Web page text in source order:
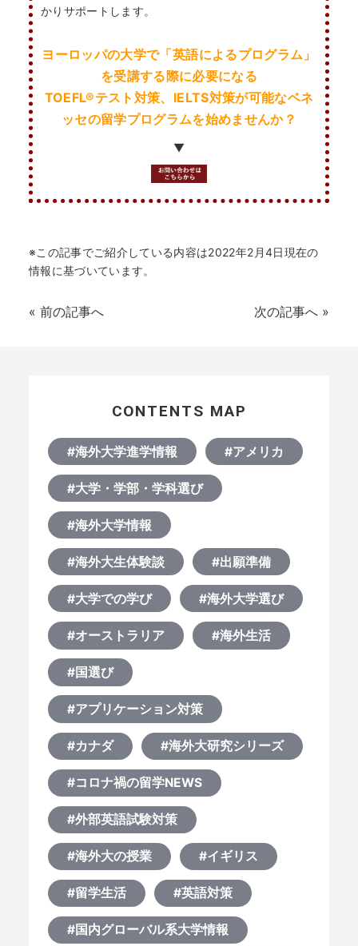
何から始める？
ブログ
おすすめ特集
EVENTS
かりサポートします。
ヨーロッパの大学で「英語によるプログラム」
を受講する際に必要になる
TOEFL®テスト対策、IELTS対策が可能なベネ
ッセの留学プログラムを始めませんか？
▼
※この記事でご紹介している内容は2022年2月4日現在の
情報に基づいています。
« 前の記事へ 次の記事へ »
CONTENTS MAP
#海外大学進学情報 #アメリカ
#大学・学部・学科選び
#海外大学情報
#海外大生体験談 #出願準備
#大学での学び #海外大学選び
#オーストラリア #海外生活
#国選び
#アプリケーション対策
#カナダ #海外大研究シリーズ
#コロナ禍の留学NEWS
#外部英語試験対策
#海外大の授業 #イギリス
#留学生活 #英語対策
#国内グローバル系大学情報